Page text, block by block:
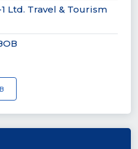
Ltd. Travel & Tourism